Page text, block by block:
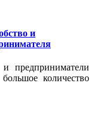
и
предприниматели
количество